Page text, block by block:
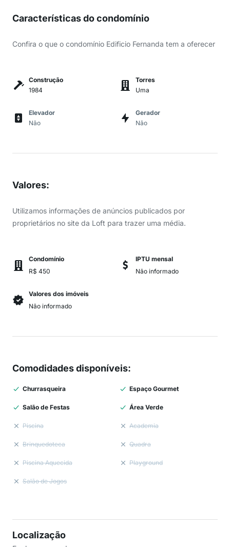
Características do condomínio
Confira o que o condomínio Edificio Fernanda tem a oferecer
Construção
1984
Torres
Uma
Elevador
Não
Gerador
Não
Valores:
Utilizamos informações de anúncios publicados por
proprietários no site da Loft para trazer uma média.
Condomínio
R$ 450
IPTU mensal
Não informado
Valores dos imóveis
Não informado
Comodidades disponíveis:
Churrasqueira Espaço Gourmet
Salão de Festas Área Verde
Piscina Academia
Brinquedoteca Quadra
Piscina Aquecida Playground
Salão de Jogos
Localização